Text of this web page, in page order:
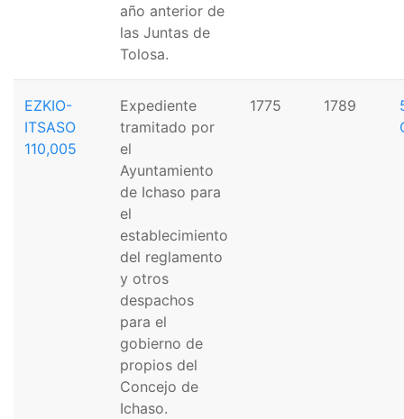
año anterior de
las Juntas de
Tolosa.
EZKIO-
ITSASO
110,005
Expediente
tramitado por
el
Ayuntamiento
de Ichaso para
el
establecimiento
del reglamento
y otros
despachos
para el
gobierno de
propios del
Concejo de
Ichaso.
1775 1789